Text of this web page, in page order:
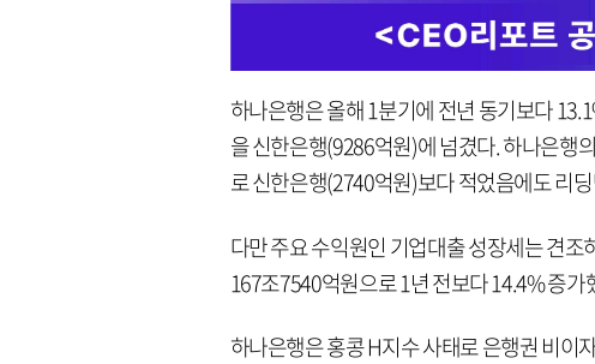
하나은행은 올해 1분기에 전년 동기보다
을 신한은행(9286억원)에 넘겼다. 하나은행
로 신한은행(2740억원)보다 적었음에도 리
다만 주요 수익원인 기업대출 성장세는 견
167조7540억원으로 1년 전보다 14.4% 증
하나은행은 홍콩 H지수 사태로 은행권 비이